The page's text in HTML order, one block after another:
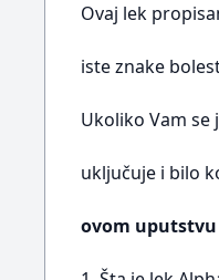
Ovaj lek
iste znake
Ukoliko Vam
uključuje i bilo
ovom